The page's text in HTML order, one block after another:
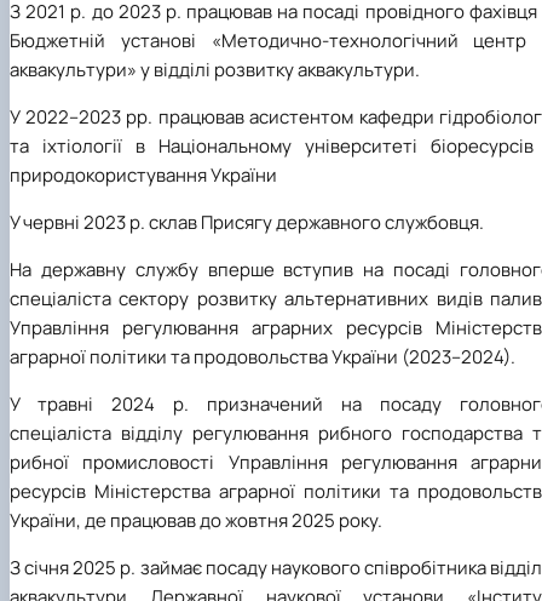
З 2021 р. до 2023 р. працював на посаді провідного фахівця
Бюджетній установі «Методично-технологічний центр
аквакультури» у відділі розвитку аквакультури.
У 2022–2023 рр. працював асистентом кафедри
та іхтіології в Національному університеті біоресурсів
природокористування України
У червні 2023 р. склав Присягу державного службовця.
На державну службу вперше вступив на посаді
спеціаліста сектору розвитку альтернативних видів
Управління регулювання аграрних ресурсів
аграрної політики та продовольства України (2023–2024).
У травні 2024 р. призначений на посаду
спеціаліста відділу регулювання рибного господарства
рибної промисловості Управління регулювання
ресурсів Міністерства аграрної політики та
України, де працював до жовтня 2025 року.
З січня 2025 р. займає посаду наукового співробітника